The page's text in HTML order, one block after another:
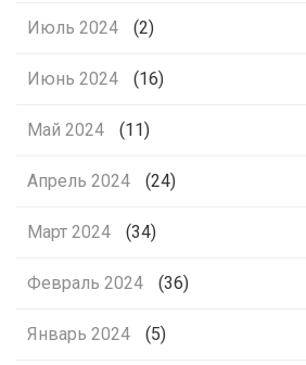
Июль 2024 (2)
Июнь 2024 (16)
Май 2024 (11)
Апрель 2024 (24)
Март 2024 (34)
Февраль 2024 (36)
Январь 2024 (5)